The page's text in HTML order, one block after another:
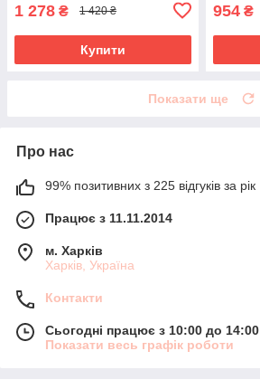
1 278 ₴ 1 420 ₴
Купити
954 ₴
Показати ще
Про нас
99% позитивних з 225 відгуків за рік
Працює з 11.11.2014
м. Харків
Харків, Україна
Контакти
Сьогодні працює з 10:00 до 14:00
Показати весь графік роботи